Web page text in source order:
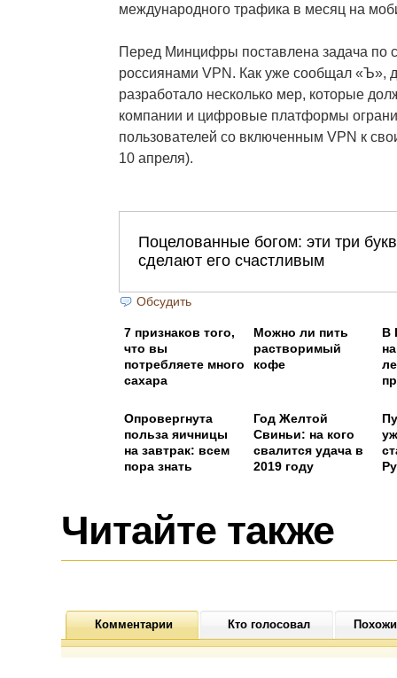
международного трафика в месяц на
Перед Минцифры поставлена задача по
россиянами VPN. Как уже сообщал «Ъ»,
разработало несколько мер, которые
компании и цифровые платформы
пользователей со включенным VPN к
10 апреля).
Обсудить
7 признаков того,
что вы
потребляете много
сахара
Можно ли пить
растворимый
кофе
В
Опровергнута
польза яичницы
на завтрак: всем
пора знать
Год Желтой
Свиньи: на кого
свалится удача в
2019 году
Читайте также
Комментарии Кто голосовал